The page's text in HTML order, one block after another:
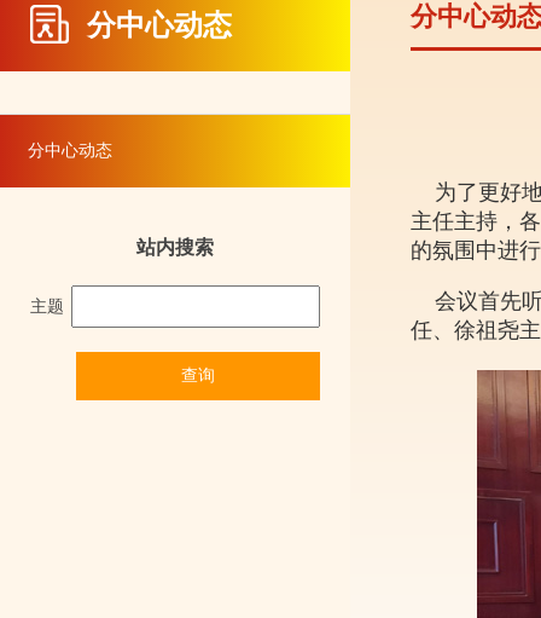
南方财经信息中心红色研学基地挂牌仪式隆
南方财经信息中心举行梅州办事处揭牌仪式
南方财经信息中心召开企业高质量发展座谈
中心举行龙岗区爱国主义教育基地任命仪式
南方财经信息中心政企调研团工作会议胜利
朱华斌主任赴上市公司珈伟新能实地调研
中小企业发展工作委员会授牌任命仪式隆重
南方财经信息中心“委员家宴”揭牌仪式
分中心动态
分中心动态
站内搜索
主题
分中心动
为了更好地
主任主持，
的氛围中进
会议首先听
任、徐祖尧